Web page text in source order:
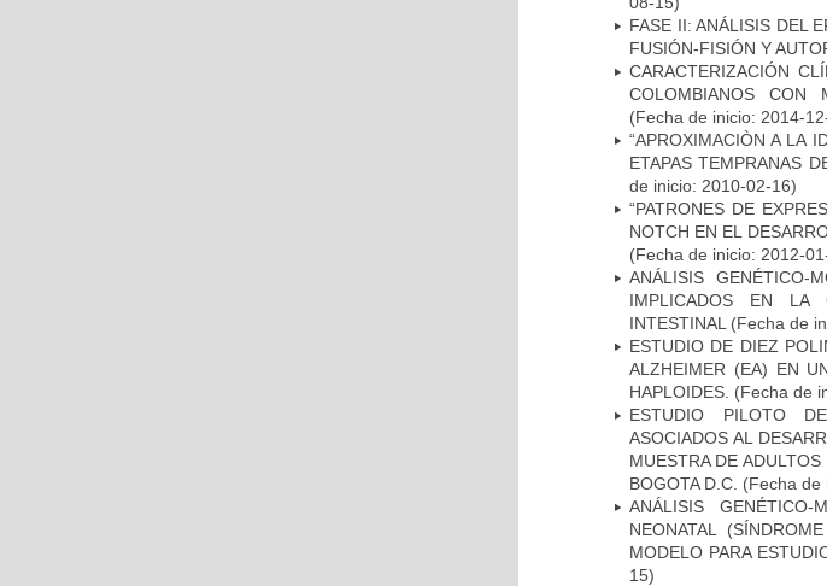
FASE II: ANÁLISIS DEL
FUSIÓN-FISIÓN Y
CARACTERIZACIÓN
COLOMBIANOS CON
(Fecha de inicio: 2014-
“APROXIMACIÒN A LA
ETAPAS TEMPRANAS
de inicio: 2010-02-16)
“PATRONES DE
NOTCH EN EL
(Fecha de inicio: 2012-
ANÁLISIS GENÉTICO-
IMPLICADOS EN LA
INTESTINAL (Fecha de
ESTUDIO DE DIEZ
ALZHEIMER (EA) EN
HAPLOIDES. (Fecha de
ESTUDIO PILOTO
ASOCIADOS AL
MUESTRA DE
BOGOTA D.C. (Fecha de
ANÁLISIS GENÉTICO-
NEONATAL
MODELO PARA
15)